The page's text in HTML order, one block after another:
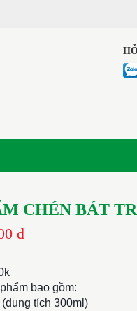
CHÉN BÁT
đ
bao gồm:
(dung tích 300ml)